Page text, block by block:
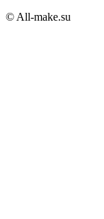
© All-make.su